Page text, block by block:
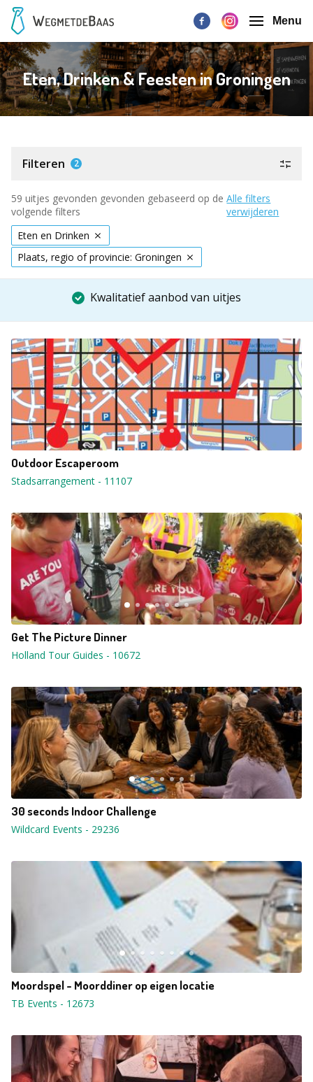
Menu
Eten, Drinken & Feesten in Groningen
Filteren 2
59 uitjes gevonden gevonden gebaseerd op de
volgende filters
Alle filters
verwijderen
Eten en Drinken
Plaats, regio of provincie: Groningen
Kwalitatief aanbod van uitjes
Outdoor Escaperoom
Stadsarrangement - 11107
Get The Picture Dinner
Holland Tour Guides - 10672
30 seconds Indoor Challenge
Wildcard Events - 29236
Moordspel - Moorddiner op eigen locatie
TB Events - 12673